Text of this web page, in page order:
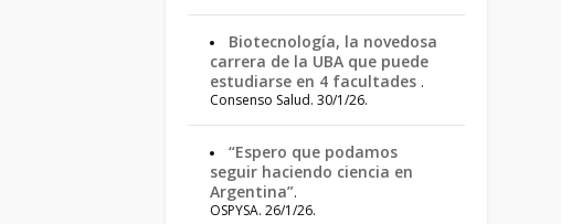
Biotecnología, la novedosa
carrera de la UBA que puede
estudiarse en 4 facultades .
Consenso Salud. 30/1/26.
“Espero que podamos
seguir haciendo ciencia en
Argentina”.
OSPYSA. 26/1/26.